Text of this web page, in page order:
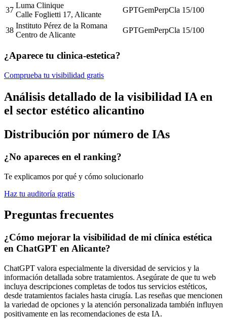
37
Luma Clinique
Calle Foglietti 17, Alicante
GPTGemPerpCla 15/100
38
Instituto Pérez de la Romana
Centro de Alicante
GPTGemPerpCla 15/100
¿Aparece tu clinica-estetica?
Comprueba tu visibilidad gratis
Análisis detallado de la visibilidad IA en
el sector estético alicantino
Distribución por número de IAs
¿No apareces en el ranking?
Te explicamos por qué y cómo solucionarlo
Haz tu auditoría gratis
Preguntas frecuentes
¿Cómo mejorar la visibilidad de mi clínica estética
en ChatGPT en Alicante?
ChatGPT valora especialmente la diversidad de servicios y la
información detallada sobre tratamientos. Asegúrate de que tu web
incluya descripciones completas de todos tus servicios estéticos,
desde tratamientos faciales hasta cirugía. Las reseñas que mencionen
la variedad de opciones y la atención personalizada también influyen
positivamente en las recomendaciones de esta IA.